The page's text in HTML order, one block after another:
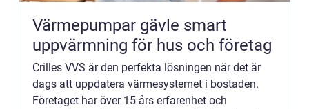
Värmepumpar gävle smart
uppvärmning för hus och företag
Crilles VVS är den perfekta lösningen när det är
dags att uppdatera värmesystemet i bostaden.
Företaget har över 15 års erfarenhet och